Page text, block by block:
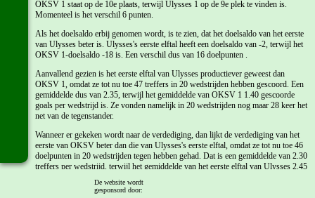
OKSV 1 staat op de 10e plaats, terwijl Ulysses 1 op de 9e plek te vinden is.
Momenteel is het verschil 6 punten.
Als het doelsaldo erbij genomen wordt, is te zien, dat het doelsaldo van het eerste
van Ulysses beter is. Ulysses's eerste elftal heeft een doelsaldo van -2, terwijl het
OKSV 1-doelsaldo -18 is. Een verschil dus van 16 doelpunten .
Aanvallend gezien is het eerste elftal van Ulysses productiever geweest dan
OKSV 1, omdat ze tot nu toe 47 treffers in 20 wedstrijden hebben gescoord. Een
gemiddelde dus van 2.35, terwijl het gemiddelde van OKSV 1 1.40 gescoorde
goals per wedstrijd is. Ze vonden namelijk in 20 wedstrijden nog maar 28 keer het
net van de tegenstander.
Wanneer er gekeken wordt naar de verdediging, dan lijkt de verdediging van het
eerste van OKSV beter dan die van Ulysses's eerste elftal, omdat ze tot nu toe 46
doelpunten in 20 wedstrijden tegen hebben gehad. Dat is een gemiddelde van 2.30
treffers per wedstrijd, terwijl het gemiddelde van het eerste elftal van Ulysses 2.45
De website wordt
gesponsord door: